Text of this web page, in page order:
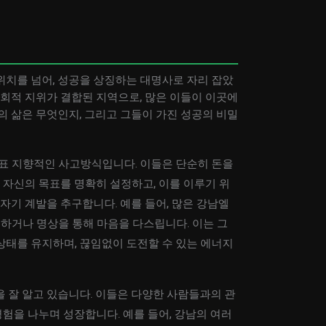
를 넘어, 성공을 상징하는 대명사로 자리 잡았
적 지위가 결합된 지역으로, 많은 이들이 이곳에
삶은 무엇인지, 그리고 그들이 가진 성공의 비밀
지향적인 사고방식입니다. 이들은 단순히 돈을
신의 목표를 명확히 설정하고, 이를 이루기 위
기 계발을 추구합니다. 예를 들어, 많은 강남엘
거나 명상을 통해 마음을 다스립니다. 이는 그
를 유지하며, 끊임없이 도전할 수 있는 에너지
잘 알고 있습니다. 이들은 다양한 사람들과의 관
을 나누며 성장합니다. 예를 들어, 강남의 여러